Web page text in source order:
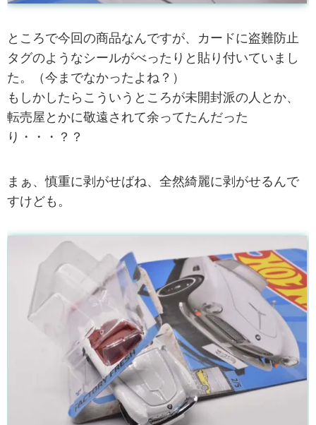
ところで今回の商品なんですが、カードに盗難防止
タグのようなシールがべったりと貼り付いていまし
た。（今までなかったよね？）
もしかしたらこういうところが未開封派の人とか、
転売屋とかに敬遠されて余ってたんだった
り・・・？？
まぁ、慎重に剥がせばね、全然綺麗に剥がせるんで
すけども。